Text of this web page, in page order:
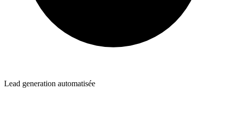
Lead generation automatisée